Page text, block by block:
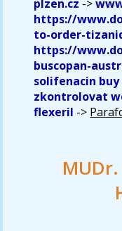
plzen.cz ->
https://
to-order-
https://
buscopan-
solifenacin
zkontrolovat
flexeril ->